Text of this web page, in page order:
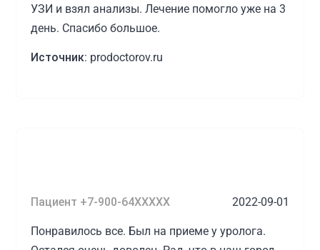
УЗИ и взял анализы. Лечение помогло уже на 3
день. Спасибо большое.
Источник: prodoctorov.ru
Пациент +7-900-64XXXXX 2022-09-01
Понравилось все. Был на приеме у уролога.